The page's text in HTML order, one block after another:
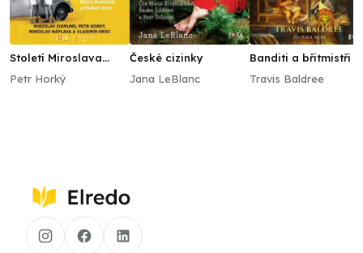
Století Miroslava
Petr Horký
České cizinky
Jana LeBlanc
Banditi a břitmistři
Travis Baldree